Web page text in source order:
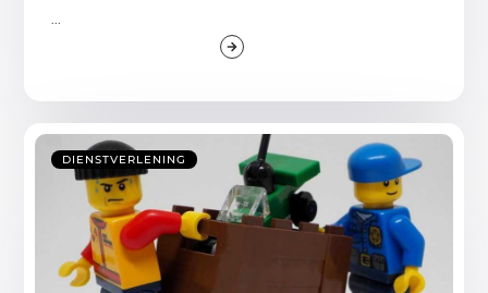
DIENSTVERLENING